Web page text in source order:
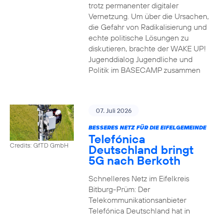
trotz permanenter digitaler
Vernetzung. Um über die Ursachen,
die Gefahr von Radikalisierung und
echte politische Lösungen zu
diskutieren, brachte der WAKE UP!
Jugenddialog Jugendliche und
Politik im BASECAMP zusammen
Credits: GfTD GmbH
07. Juli 2026
BESSERES NETZ FÜR DIE EIFELGEMEINDE
Telefónica
Deutschland bringt
5G nach Berkoth
Schnelleres Netz im Eifelkreis
Bitburg-Prüm: Der
Telekommunikationsanbieter
Telefónica Deutschland hat in